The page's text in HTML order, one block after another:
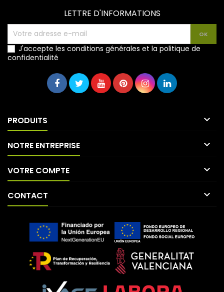
LETTRE D'INFORMATIONS
J'accepte les conditions générales et la politique de
confidentialité
PRODUITS 
NOTRE ENTREPRISE 
VOTRE COMPTE 
CONTACT 